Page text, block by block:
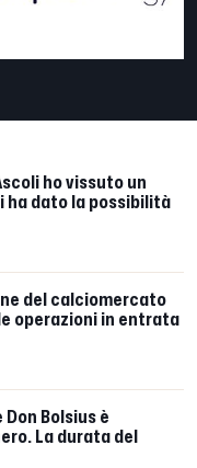
ho vissuto un
ha dato la possibilità
del calciomercato
operazioni in entrata
Bolsius è
La durata del